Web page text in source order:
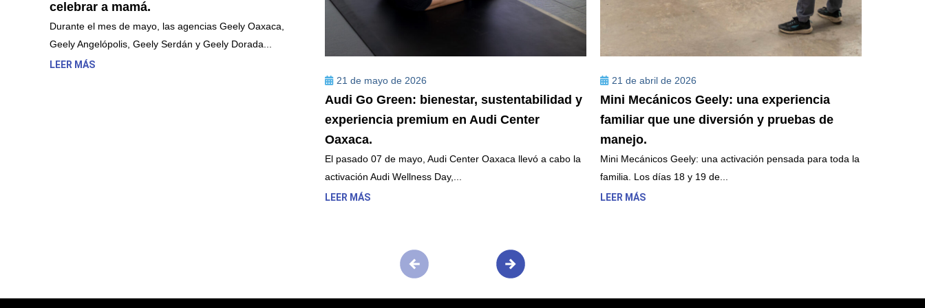
celebrar a mamá.
Durante el mes de mayo, las agencias Geely Oaxaca,
Geely Angelópolis, Geely Serdán y Geely Dorada...
LEER MÁS
21 de mayo de 2026
Audi Go Green: bienestar, sustentabilidad y
experiencia premium en Audi Center
Oaxaca.
El pasado 07 de mayo, Audi Center Oaxaca llevó a cabo la
activación Audi Wellness Day,...
LEER MÁS
21 de abril de 2026
Mini Mecánicos Geely: una experiencia
familiar que une diversión y pruebas de
manejo.
Mini Mecánicos Geely: una activación pensada para toda la
familia. Los días 18 y 19 de...
LEER MÁS